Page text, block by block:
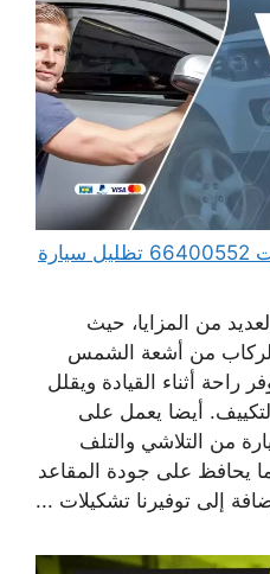
تظليل سيارات متنقل الكويت 66400552 تظليل سيارة
من المزايا، حيث
من أشعة الشمس
راحة أثناء القيادة ويقلل
أيضا يعمل على
من التلاشي والتلف
يحافظ على جودة المقاعد
إلى توفيرنا تشكيلات ...